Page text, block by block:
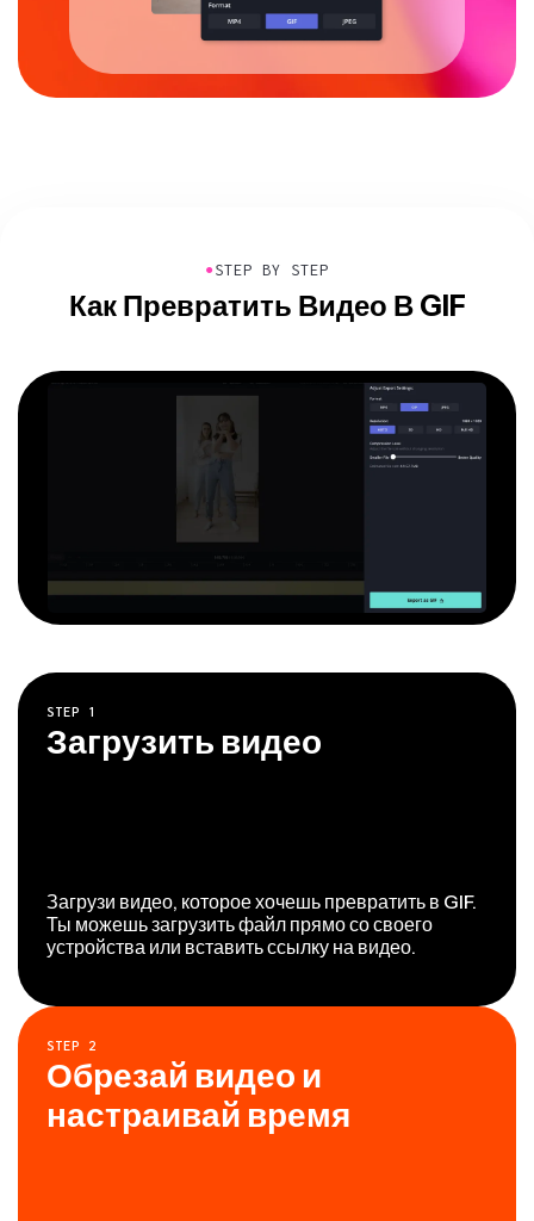
●STEP BY STEP
Как Превратить Видео В GIF
STEP 1
Загрузить видео
Загрузи видео, которое хочешь превратить в GIF.
Ты можешь загрузить файл прямо со своего
устройства или вставить ссылку на видео.
STEP 2
Обрезай видео и
настраивай время